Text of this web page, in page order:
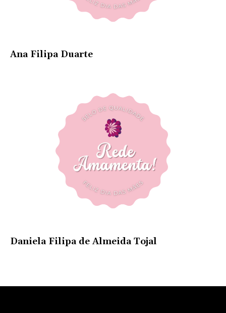
Ana Filipa Duarte
Daniela Filipa de Almeida Tojal